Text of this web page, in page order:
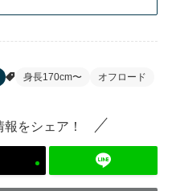
身長170cm〜 オフロード
をシェア！